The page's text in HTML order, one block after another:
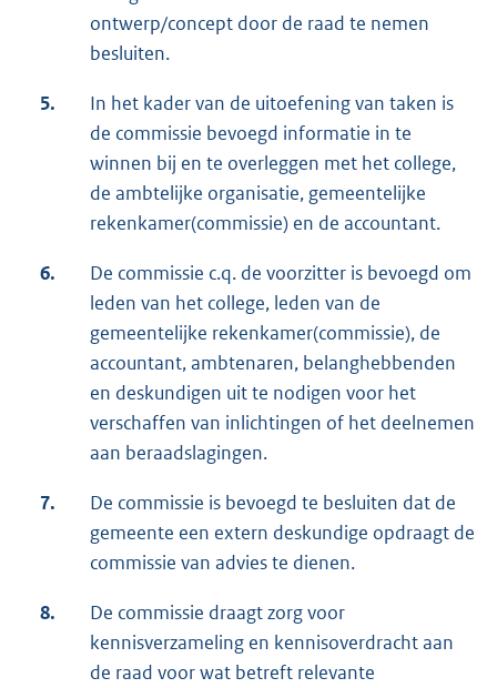
ontwerp/concept door de raad te nemen
besluiten.
5.
In het kader van de uitoefening van taken is
de commissie bevoegd informatie in te
winnen bij en te overleggen met het college,
de ambtelijke organisatie, gemeentelijke
rekenkamer(commissie) en de accountant.
6.
De commissie c.q. de voorzitter is bevoegd om
leden van het college, leden van de
gemeentelijke rekenkamer(commissie), de
accountant, ambtenaren, belanghebbenden
en deskundigen uit te nodigen voor het
verschaffen van inlichtingen of het deelnemen
aan beraadslagingen.
7.
De commissie is bevoegd te besluiten dat de
gemeente een extern deskundige opdraagt de
commissie van advies te dienen.
8.
De commissie draagt zorg voor
kennisverzameling en kennisoverdracht aan
de raad voor wat betreft relevante